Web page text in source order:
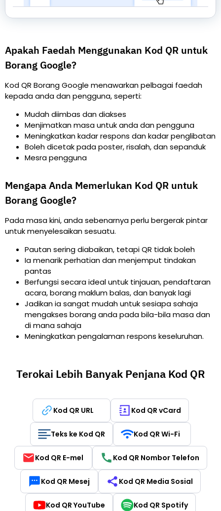
Apakah Faedah Menggunakan Kod QR untuk
Borang Google?
Kod QR Borang Google menawarkan pelbagai faedah
kepada anda dan pengguna, seperti:
Mudah diimbas dan diakses
Menjimatkan masa untuk anda dan pengguna
Meningkatkan kadar respons dan kadar penglibatan
Boleh dicetak pada poster, risalah, dan sepanduk
Mesra pengguna
Mengapa Anda Memerlukan Kod QR untuk
Borang Google?
Pada masa kini, anda sebenarnya perlu bergerak pintar
untuk menyelesaikan sesuatu.
Pautan sering diabaikan, tetapi QR tidak boleh
Ia menarik perhatian dan menjemput tindakan
pantas
Berfungsi secara ideal untuk tinjauan, pendaftaran
acara, borang maklum balas, dan banyak lagi
Jadikan ia sangat mudah untuk sesiapa sahaja
mengakses borang anda pada bila-bila masa dan
di mana sahaja
Meningkatkan pengalaman respons keseluruhan.
Terokai Lebih Banyak Penjana Kod QR
Kod QR URL Kod QR vCard
Teks ke Kod QR Kod QR Wi-Fi
Kod QR E-mel Kod QR Nombor Telefon
Kod QR Mesej Kod QR Media Sosial
Kod QR YouTube Kod QR Spotify